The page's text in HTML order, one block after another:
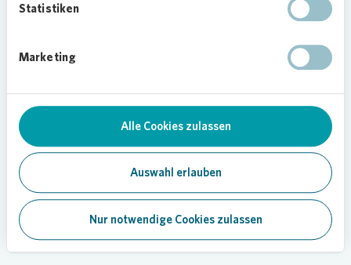
Statistiken
Marketing
Alle Cookies zulassen
Auswahl erlauben
Nur notwendige Cookies zulassen